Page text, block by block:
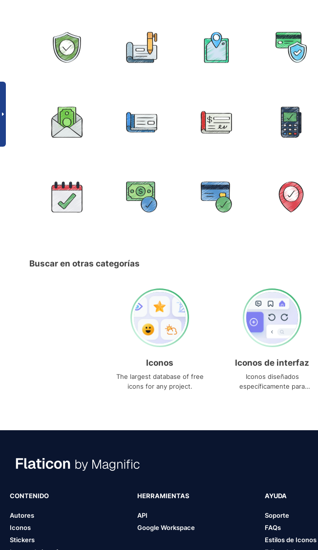
Buscar en otras categorías
Iconos
The largest database of free
icons for any project.
Iconos de interfaz
Iconos diseñados
específicamente para
CONTENIDO
Autores
Iconos
Stickers
HERRAMIENTAS
API
Google Workspace
AYUDA
Soporte
FAQs
Estilos de Iconos